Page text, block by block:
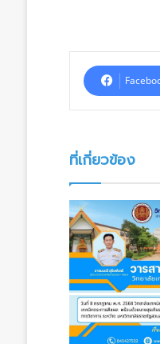
ที่เกี่ยวข้อง